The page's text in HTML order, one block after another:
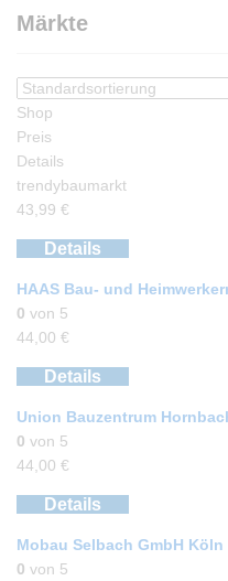
Märkte
Shop
Preis
Details
trendybaumarkt
43,99 €
Details
HAAS Bau- und
0 von 5
44,00 €
Details
Union Bauzentrum
0 von 5
44,00 €
Details
Mobau Selbach GmbH Köln
0 von 5